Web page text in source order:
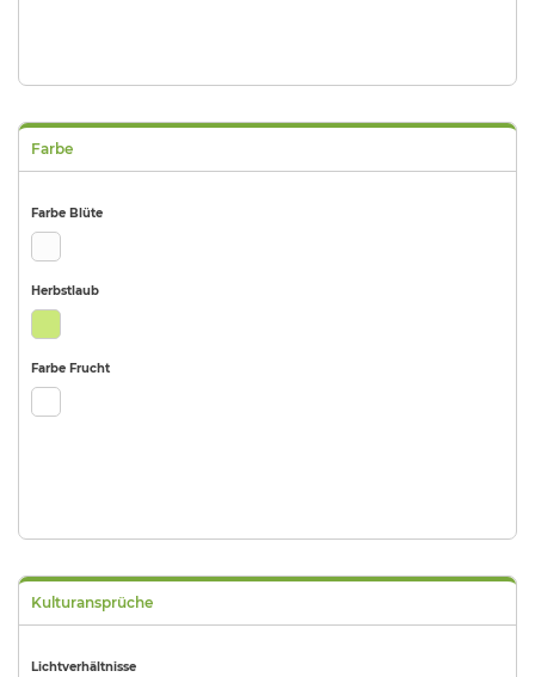
Farbe
Farbe Blüte
Herbstlaub
Farbe Frucht
Kulturansprüche
Lichtverhältnisse